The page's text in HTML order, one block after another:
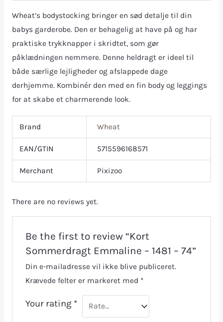
Wheat’s bodystocking bringer en sød detalje til din
babys garderobe. Den er behagelig at have på og har
praktiske trykknapper i skridtet, som gør
påklædningen nemmere. Denne heldragt er ideel til
både særlige lejligheder og afslappede dage
derhjemme. Kombinér den med en fin body og leggings
for at skabe et charmerende look.
Brand Wheat
EAN/GTIN 5715596168571
Merchant Pixizoo
There are no reviews yet.
Be the first to review “Kort
Sommerdragt Emmaline – 1481 – 74”
Din e-mailadresse vil ikke blive publiceret.
Krævede felter er markeret med *
Your rating *